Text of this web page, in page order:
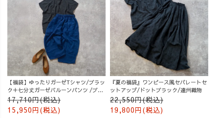
【福袋】ゆったりガーゼTシャツ/ブラッ
ク＋七分丈ガーゼバルーンパンツ /ブル
ー
17,710円(税込)
15,950円(税込)
『夏の福袋』ワンピース風セパレートセ
ットアップ/ドットブラック/遠州織物
22,550円(税込)
19,800円(税込)